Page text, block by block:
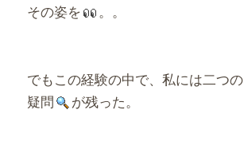
その姿を
。。
でもこの経験の中で、私には二つの
疑問
が残った。